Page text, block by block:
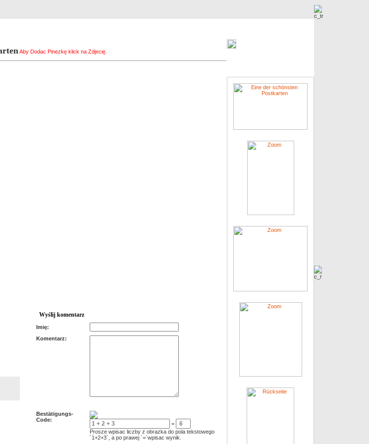
Aby Dodac Pinezkę klick na Zdjecię.
Wyślij komentarz
Imię:
Komentarz:
Bestätigungs-
Code:
=
Prosze wpisac liczby z obrazka do pola tekstowego
´1+2+3´, a po prawej `=`wpisac wynik.